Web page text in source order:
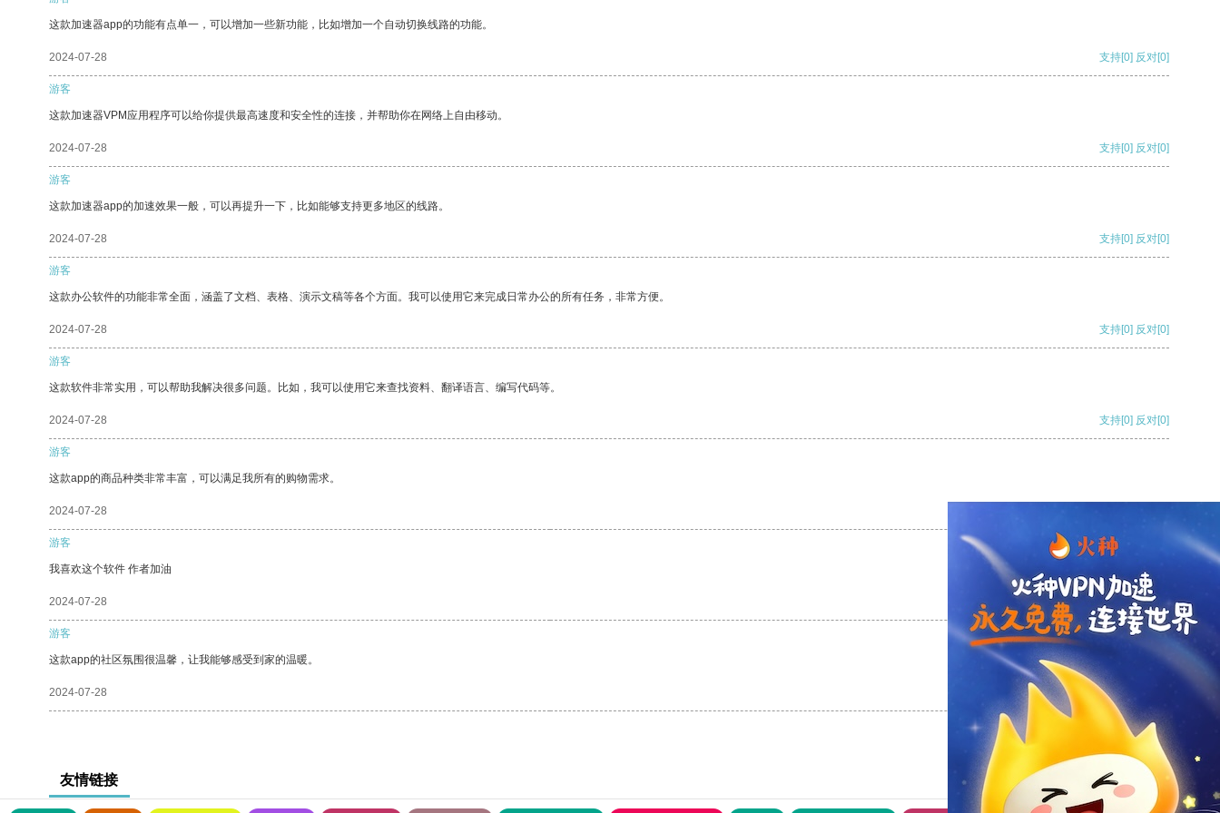
这款加速器app的功能有点单一，可以增加一些新功能，比如增加一个自动切换线路的功能。
2024-07-28 支持[0] 反对[0]
游客
这款加速器VPM应用程序可以给你提供最高速度和安全性的连接，并帮助你在网络上自由移动。
2024-07-28 支持[0] 反对[0]
游客
这款加速器app的加速效果一般，可以再提升一下，比如能够支持更多地区的线路。
2024-07-28 支持[0] 反对[0]
游客
这款办公软件的功能非常全面，涵盖了文档、表格、演示文稿等各个方面。我可以使用它来完成日常办公的所有任务，非常方便。
2024-07-28 支持[0] 反对[0]
游客
这款软件非常实用，可以帮助我解决很多问题。比如，我可以使用它来查找资料、翻译语言、编写代码等。
2024-07-28 支持[0] 反对[0]
游客
这款app的商品种类非常丰富，可以满足我所有的购物需求。
2024-07-28
游客
我喜欢这个软件 作者加油
2024-07-28 支持 [0] 反对 [0]
游客
这款app的社区氛围很温馨，让我能够感受到家的温暖。
2024-07-28 支持
友情链接